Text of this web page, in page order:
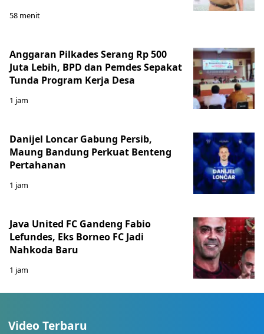
58 menit
Anggaran Pilkades Serang Rp 500
Juta Lebih, BPD dan Pemdes Sepakat
Tunda Program Kerja Desa
1 jam
Danijel Loncar Gabung Persib,
Maung Bandung Perkuat Benteng
Pertahanan
1 jam
Java United FC Gandeng Fabio
Lefundes, Eks Borneo FC Jadi
Nahkoda Baru
1 jam
Video Terbaru